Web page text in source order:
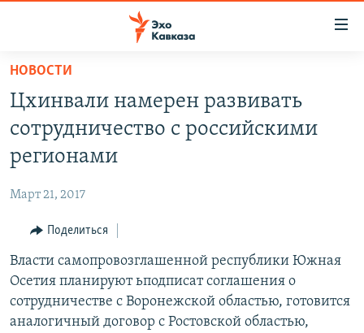
Вернуться
основному
содержанию
Вернутся
главной
навигации
Вернутся
поиску
ТБИЛИСИ
СУХУМИ
ВЕСЬ КАВКАЗ
СЕВЕРНЫЙ КАВКАЗ
АРМЕНИЯ
ТЕМЫ
ПОЛИТИКА
ОБЩЕСТВО
РУБРИКИ
НЕКРУГЛЫЙ СТОЛ
ГОСТЬ НЕДЕЛИ
МУЛЬТИМЕДИА
ВИДЕО
АУДИО
НОВОСТИ
Цхинвали намерен развивать
сотрудничество с российскими
регионами
Март 21, 2017
Поделиться
Власти самопровозглашенной республики Южная
Осетия планируют ьподписат соглашения о
сотрудничестве с Воронежской областью, готовится
аналогичный договор с Ростовской областью,